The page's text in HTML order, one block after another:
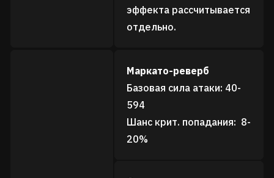
эффекта рассчитывается
отдельно.
Маркато-реверб
Базовая сила атаки: 40-
594
Шанс крит. попадания: 8-
20%